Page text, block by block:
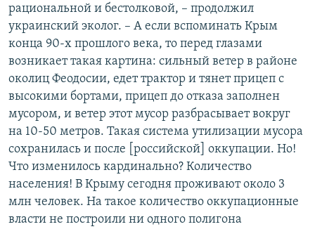
рациональной и бестолковой, – продолжил
украинский эколог. – А если вспоминать Крым
конца 90-х прошлого века, то перед глазами
возникает такая картина: сильный ветер в районе
околиц Феодосии, едет трактор и тянет прицеп с
высокими бортами, прицеп до отказа заполнен
мусором, и ветер этот мусор разбрасывает вокруг
на 10-50 метров. Такая система утилизации мусора
сохранилась и после [российской] оккупации. Но!
Что изменилось кардинально? Количество
населения! В Крыму сегодня проживают около 3
млн человек. На такое количество оккупационные
власти не построили ни одного полигона